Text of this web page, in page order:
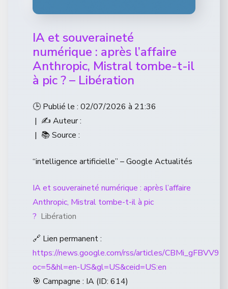
IA et souveraineté
numérique : après l’affaire
Anthropic, Mistral tombe-t-il
à pic ? – Libération
🕒 Publié le : 02/07/2026 à 21:36
| ✍️ Auteur :
| 📚 Source :
“intelligence artificielle” – Google Actualités
IA et souveraineté numérique : après l’affaire
Anthropic, Mistral tombe-t-il à pic
? Libération
🔗 Lien permanent :
https://news.google.com/rss/articles/
oc=5&hl=en-US&gl=US&ceid=US:en
🎯 Campagne : IA (ID: 614)